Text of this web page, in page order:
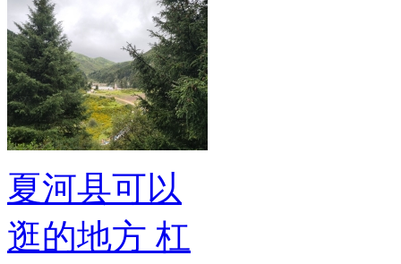
夏河县可以
逛的地方 杠